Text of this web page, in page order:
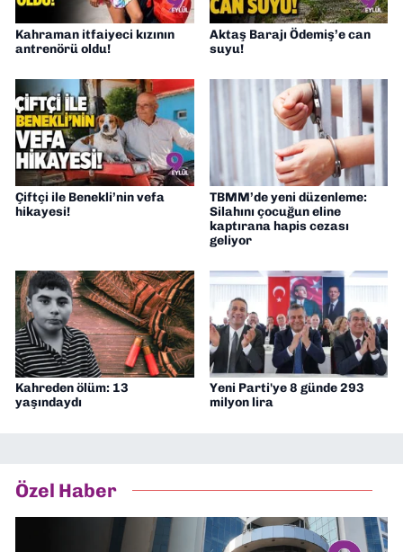
Kahraman itfaiyeci kızının
antrenörü oldu!
Aktaş Barajı Ödemiş’e can
suyu!
Çiftçi ile Benekli’nin vefa
hikayesi!
TBMM’de yeni düzenleme:
Silahını çocuğun eline
kaptırana hapis cezası
geliyor
Kahreden ölüm: 13
yaşındaydı
Yeni Parti'ye 8 günde 293
milyon lira
Özel Haber